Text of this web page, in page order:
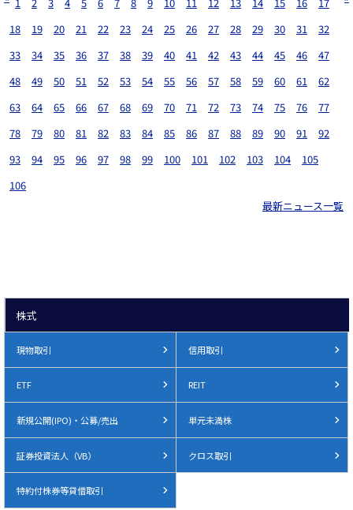
1 2 3 4 5 6 7 8 9 10 11 12 13 14 15 16
17
18
19 20 21 22 23 24 25 26 27 28 29 30 31
32
33
34 35 36 37 38 39 40 41 42 43 44 45 46
47
48
49 50 51 52 53 54 55 56 57 58 59 60 61
62
63
64 65 66 67 68 69 70 71 72 73 74 75 76
77
78
79 80 81 82 83 84 85 86 87 88 89 90 91
92
93
94 95 96 97 98 99 100 101 102 103 104
105
106
最新ニュース一覧
株式
現物取引 信用取引
ETF REIT
新規公開(IPO)・公募/売出 単元未満株
証券投資法人（VB） クロス取引
特約付株券等貸借取引